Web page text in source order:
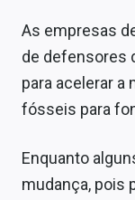
As empresas
de defensores
para acelerar a
fósseis para
Enquanto
mudança, pois